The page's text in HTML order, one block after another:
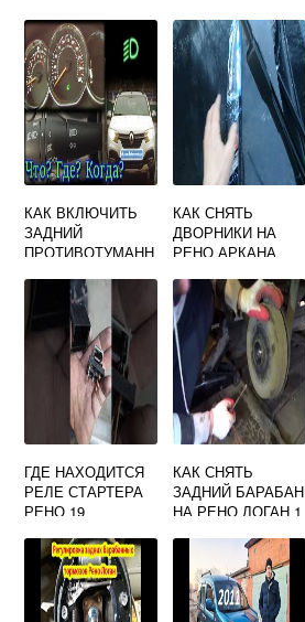
КАК ВКЛЮЧИТЬ
ЗАДНИЙ
ПРОТИВОТУМАНН
РЕНО ДАСТЕР
КАК СНЯТЬ
ДВОРНИКИ НА
РЕНО АРКАНА
ГДЕ НАХОДИТСЯ
РЕЛЕ СТАРТЕРА
РЕНО 19
КАК СНЯТЬ
ЗАДНИЙ БАРАБАН
НА РЕНО ЛОГАН 1